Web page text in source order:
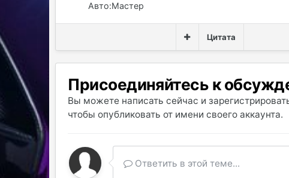
Авто:Мастер
Цитата
Присоединяйтесь к
Вы можете написать сейчас и
чтобы опубликовать от имени своего аккаунта.
Ответить в этой теме...